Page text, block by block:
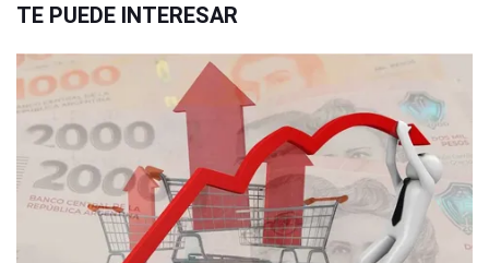
TE PUEDE INTERESAR